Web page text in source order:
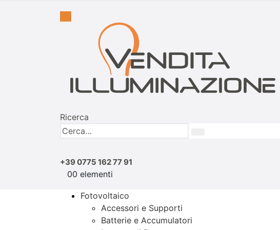
Ricerca
+39 0775 162 77 91
00 elementi
Fotovoltaico
Accessori e Supporti
Batterie e Accumulatori